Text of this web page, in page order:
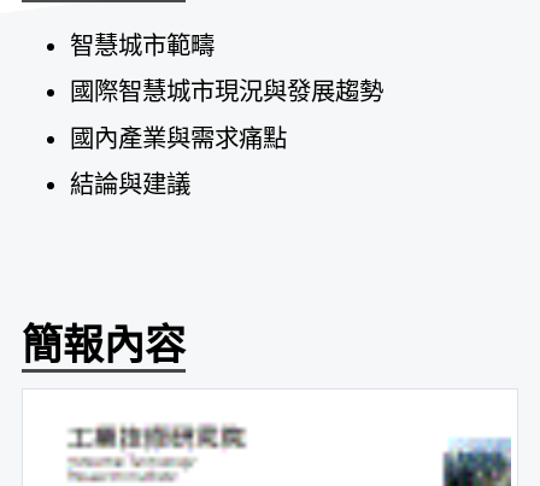
智慧城市範疇
國際智慧城市現況與發展趨勢
國內產業與需求痛點
結論與建議
簡報內容